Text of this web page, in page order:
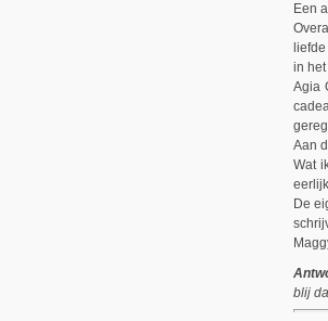
Een
in
Agia
Aan
Wat
De
blij